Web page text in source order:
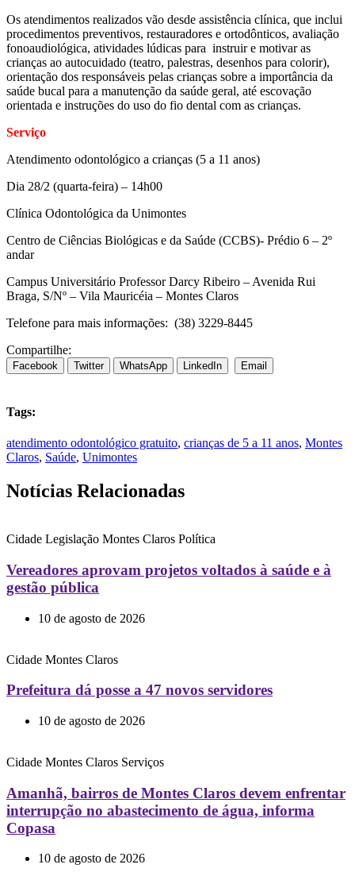
Os atendimentos realizados vão desde assistência clínica, que inclui
procedimentos preventivos, restauradores e ortodônticos, avaliação
fonoaudiológica, atividades lúdicas para instruir e motivar as
crianças ao autocuidado (teatro, palestras, desenhos para colorir),
orientação dos responsáveis pelas crianças sobre a importância da
saúde bucal para a manutenção da saúde geral, até escovação
orientada e instruções do uso do fio dental com as crianças.
Serviço
Atendimento odontológico a crianças (5 a 11 anos)
Dia 28/2 (quarta-feira) – 14h00
Clínica Odontológica da Unimontes
Centro de Ciências Biológicas e da Saúde (CCBS)- Prédio 6 – 2º
andar
Campus Universitário Professor Darcy Ribeiro – Avenida Rui
Braga, S/Nº – Vila Mauricéia – Montes Claros
Telefone para mais informações: (38) 3229-8445
Compartilhe:
Facebook Twitter WhatsApp LinkedIn Email
Tags:
atendimento odontológico gratuito, crianças de 5 a 11 anos, Montes
Claros, Saúde, Unimontes
Notícias Relacionadas
Cidade Legislação Montes Claros Política
Vereadores aprovam projetos voltados à saúde e à
gestão pública
10 de agosto de 2026
Cidade Montes Claros
Prefeitura dá posse a 47 novos servidores
10 de agosto de 2026
Cidade Montes Claros Serviços
Amanhã, bairros de Montes Claros devem enfrentar
interrupção no abastecimento de água, informa
Copasa
10 de agosto de 2026